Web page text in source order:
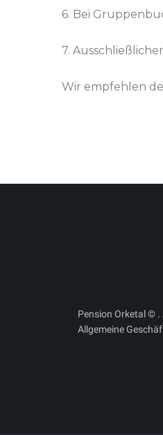
6. Bei
7.
Wir empfehlen
Pension Orketal © .
Allgemeine